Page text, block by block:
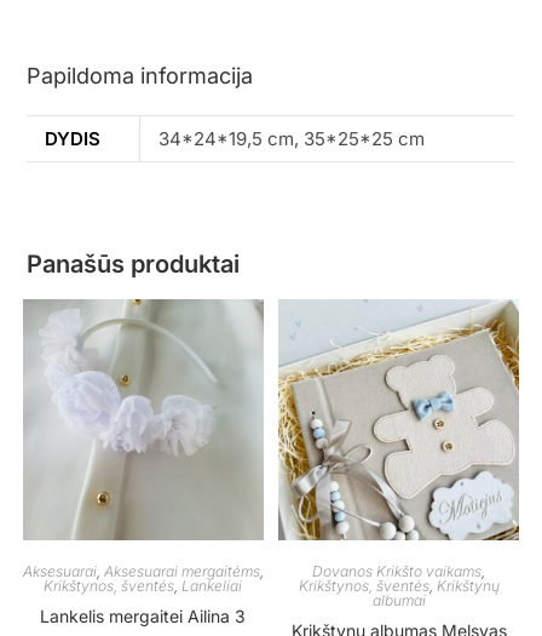
Papildoma informacija
DYDIS 34*24*19,5 cm, 35*25*25 cm
Panašūs produktai
Aksesuarai, Aksesuarai mergaitėms,
Krikštynos, šventės,Lankeliai
Lankelis mergaitei Ailina 3
Dovanos Krikšto vaikams,
Krikštynos, šventės, Krikštynų
albumai
Krikštynų albumas Melsvas